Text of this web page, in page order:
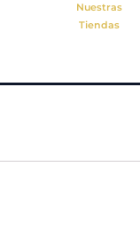
Nuestras
Tiendas